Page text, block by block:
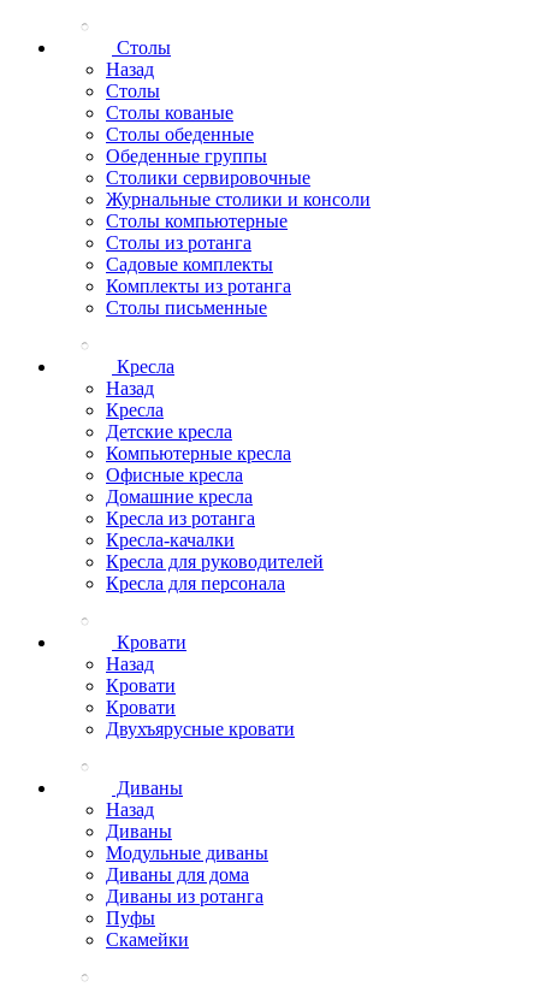
Столы
Назад
Столы
Столы кованые
Столы обеденные
Обеденные группы
Столики сервировочные
Журнальные столики и консоли
Столы компьютерные
Столы из ротанга
Садовые комплекты
Комплекты из ротанга
Столы письменные
Кресла
Назад
Кресла
Детские кресла
Компьютерные кресла
Офисные кресла
Домашние кресла
Кресла из ротанга
Кресла-качалки
Кресла для руководителей
Кресла для персонала
Кровати
Назад
Кровати
Кровати
Двухъярусные кровати
Диваны
Назад
Диваны
Модульные диваны
Диваны для дома
Диваны из ротанга
Пуфы
Скамейки